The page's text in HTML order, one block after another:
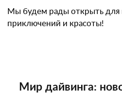
Мы будем рады открыть для
приключений и красоты!
Мир дайвинга: